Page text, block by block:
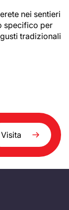
nei sentieri
specifico per
tradizionali
Visita